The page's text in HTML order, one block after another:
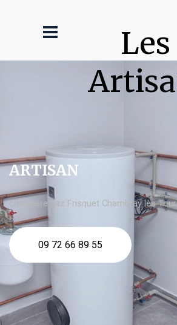
Les
ARTISAN
chaudière gaz Frisquet Chambray lès
09 72 66 89 55